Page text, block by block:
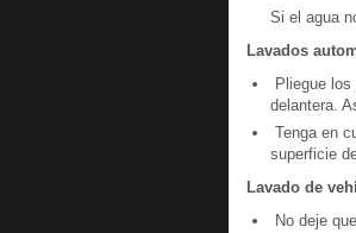
Si el agua
Lavados
Pliegue
delantera.
Tenga en
superficie
Lavado de
No deje